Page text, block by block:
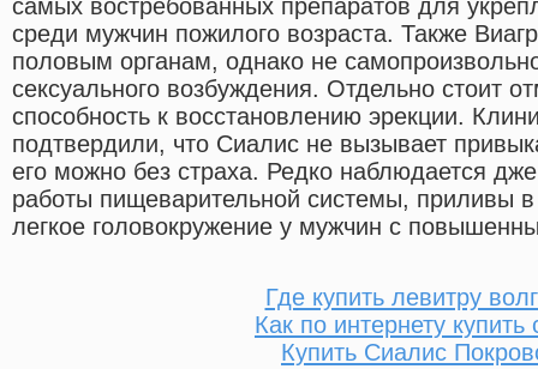
самых востребованных препаратов для
среди мужчин пожилого возраста. Также
половым органам, однако не
сексуального возбуждения. Отдельно стоит
способность к восстановлению эрекции.
подтвердили, что Сиалис не вызывает
его можно без страха. Редко наблюдается
работы пищеварительной системы, приливы
легкое головокружение у мужчин с
Где купить левитру
Как по интернету купить
Купить Сиалис